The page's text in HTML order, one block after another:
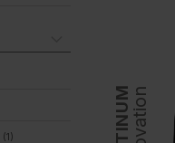
(1)